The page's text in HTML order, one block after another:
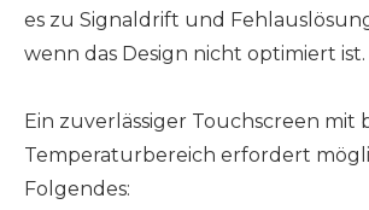
es zu Signaldrift und
wenn das Design nicht optimiert ist.
Ein zuverlässiger Touchscreen mit
Temperaturbereich erfordert
Folgendes: